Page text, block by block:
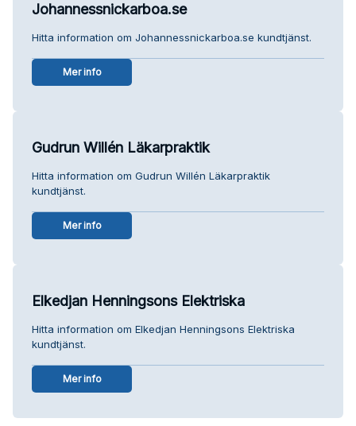
Johannessnickarboa.se
Hitta information om Johannessnickarboa.se kundtjänst.
Mer info
Gudrun Willén Läkarpraktik
Hitta information om Gudrun Willén Läkarpraktik
kundtjänst.
Mer info
Elkedjan Henningsons Elektriska
Hitta information om Elkedjan Henningsons Elektriska
kundtjänst.
Mer info